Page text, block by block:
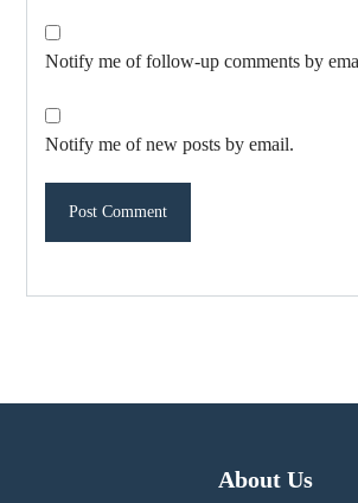
Notify me of follow-up comments by
Notify me of new posts by email.
About Us